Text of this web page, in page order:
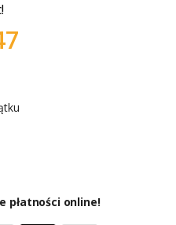
płatności online!